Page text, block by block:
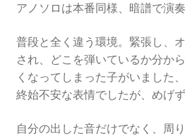
アノソロは本番同様、暗譜で演奏
普段と全く違う環境。緊張し、
され、どこを弾いているか分か
くなってしまった子がいました、
終始不安な表情でしたが、めげず
自分の出した音だけでなく、周